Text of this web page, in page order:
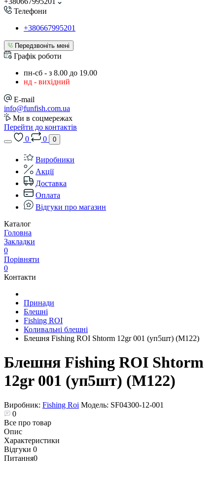
Телефони
+380667995201
Передзвоніть мені
Графік роботи
пн-сб - з 8.00 до 19.00
нд - вихідний
E-mail
info@funfish.com.ua
Ми в соцмережах
Перейти до контактів
0
0 0
Виробники
Акції
Доставка
Оплата
Відгуки про магазин
Каталог
Головна
Закладки
0
Порівняти
0
Контакти
Принади
Блешні
Fishing ROI
Коливальні блешні
Блешня Fishing ROI Shtorm 12gr 001 (уп5шт) (M122)
Блешня Fishing ROI Shtorm
12gr 001 (уп5шт) (M122)
Виробник: Fishing Roi Модель: SF04300-12-001
0
Все про товар
Опис
Характеристики
Відгуки 0
Питання0